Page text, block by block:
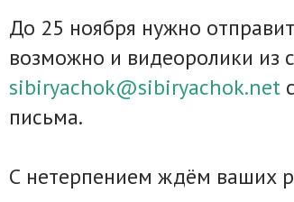
До 25 ноября нужно
возможно и видеоролики из
sibiryachok@sibiryachok.net
письма.
С нетерпением ждём ваших